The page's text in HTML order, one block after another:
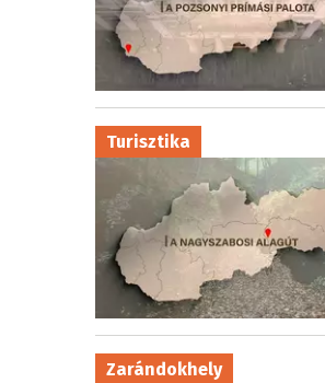
Turisztika
Zarándokhely